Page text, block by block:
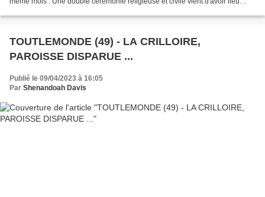
TOUTLEMONDE (49) - LA CRILLOIRE,
PAROISSE DISPARUE ...
Publié le 09/04/2023 à 16:05
Par Shenandoah Davis